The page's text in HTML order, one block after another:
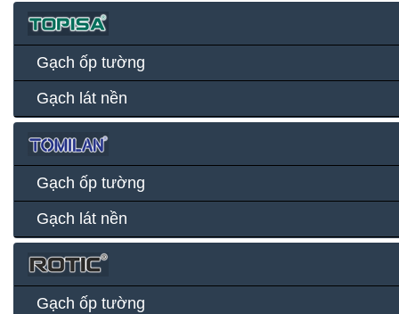
Gạch ốp tường
Gạch lát nền
Gạch ốp tường
Gạch lát nền
Gạch ốp tường